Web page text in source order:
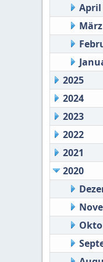
April
2025
2024
2023
2022
2021
2020